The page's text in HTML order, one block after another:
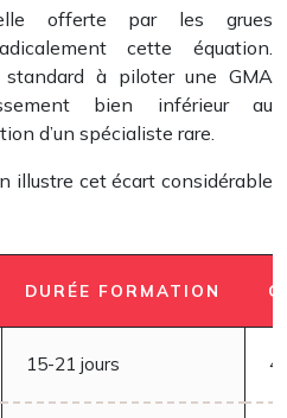
offerte par les grues
cette équation.
standard à piloter une GMA
bien inférieur au
d’un spécialiste rare.
illustre cet écart considérable
DURÉE FORMATION
15-21 jours